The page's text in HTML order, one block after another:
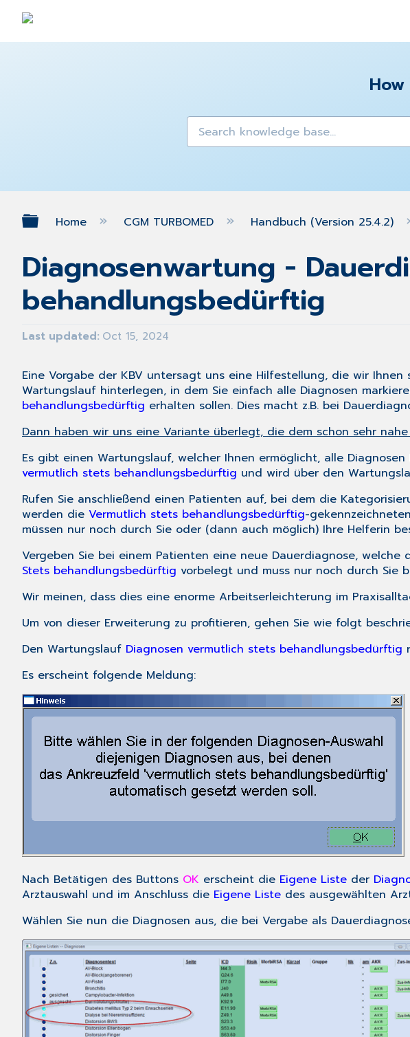
Expand/collapse global hierarchy
Home CGM TURBOMED Handbuch (Version 25.4.2)
Diagnosenwartung -
behandlungsbedürftig
Last updated Oct 15, 2024
Eine Vorgabe der KBV untersagt uns eine Hilfestellung, die wir
Wartungslauf hinterlegen, in dem Sie einfach alle Diagnosen
behandlungsbedürftig erhalten sollen. Dies macht z.B. bei
Dann haben wir uns eine Variante überlegt, die dem schon sehr
Es gibt einen Wartungslauf, welcher Ihnen ermöglicht, alle
vermutlich stets behandlungsbedürftig und wird über den
Rufen Sie anschließend einen Patienten auf, bei dem die
werden die Vermutlich stets behandlungsbedürftig-
müssen nur noch durch Sie oder (dann auch möglich) Ihre Helferin
Vergeben Sie bei einem Patienten eine neue Dauerdiagnose, welche
Stets behandlungsbedürftig vorbelegt und muss nur noch durch Sie
Wir meinen, dass dies eine enorme Arbeitserleichterung im
Um von dieser Erweiterung zu profitieren, gehen Sie wie folgt
Den Wartungslauf Diagnosen vermutlich stets behandlungsbedürftig
Es erscheint folgende Meldung:
Nach Betätigen des Buttons OK erscheint die Eigene Liste der
Arztauswahl und im Anschluss die Eigene Liste des ausgewählten
Wählen Sie nun die Diagnosen aus, die bei Vergabe als